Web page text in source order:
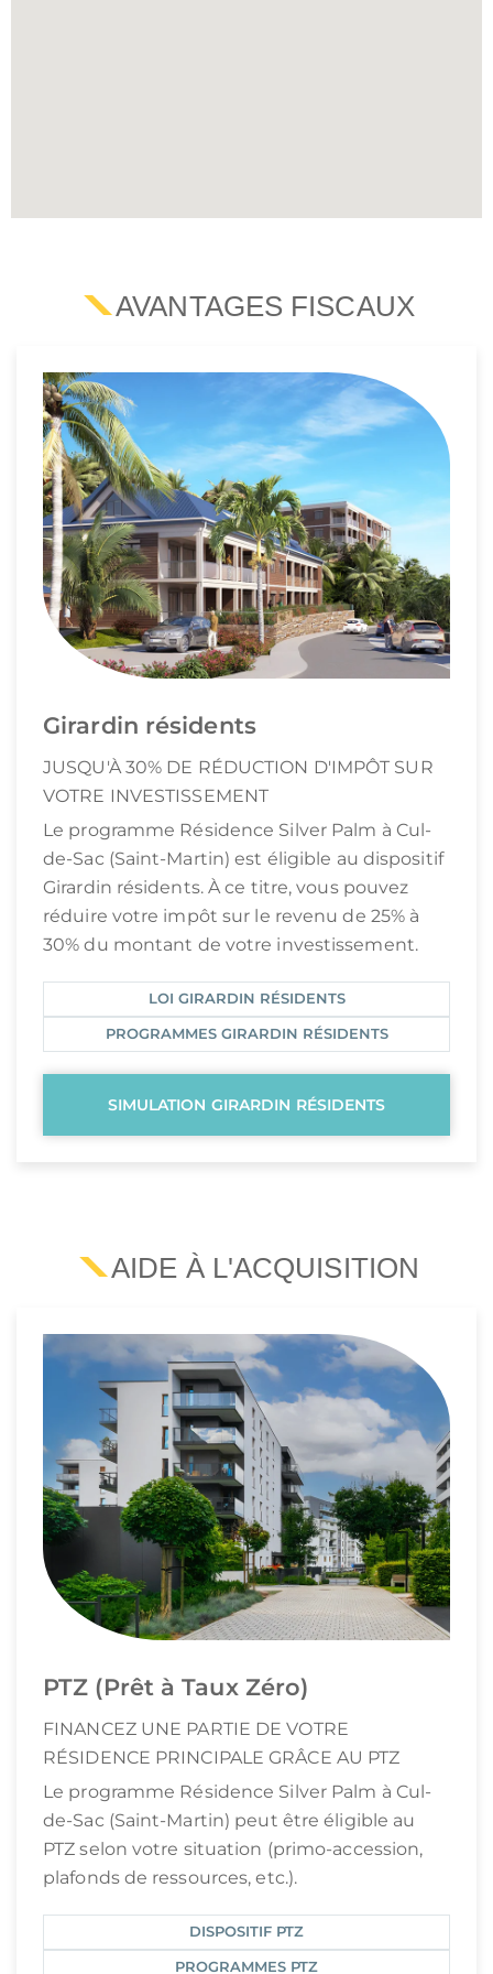
AVANTAGES FISCAUX
Girardin résidents
JUSQU'À 30% DE RÉDUCTION D'IMPÔT SUR
VOTRE INVESTISSEMENT
Le programme Résidence Silver Palm à Cul-
de-Sac (Saint-Martin) est éligible au dispositif
Girardin résidents. À ce titre, vous pouvez
réduire votre impôt sur le revenu de 25% à
30% du montant de votre investissement.
LOI GIRARDIN RÉSIDENTS
PROGRAMMES GIRARDIN RÉSIDENTS
SIMULATION GIRARDIN RÉSIDENTS
AIDE À L'ACQUISITION
PTZ (Prêt à Taux Zéro)
FINANCEZ UNE PARTIE DE VOTRE
RÉSIDENCE PRINCIPALE GRÂCE AU PTZ
Le programme Résidence Silver Palm à Cul-
de-Sac (Saint-Martin) peut être éligible au
PTZ selon votre situation (primo-accession,
plafonds de ressources, etc.).
DISPOSITIF PTZ
PROGRAMMES PTZ